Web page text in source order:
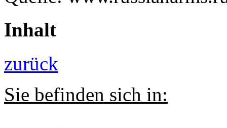
Inhalt
zurück
Sie befinden sich in: